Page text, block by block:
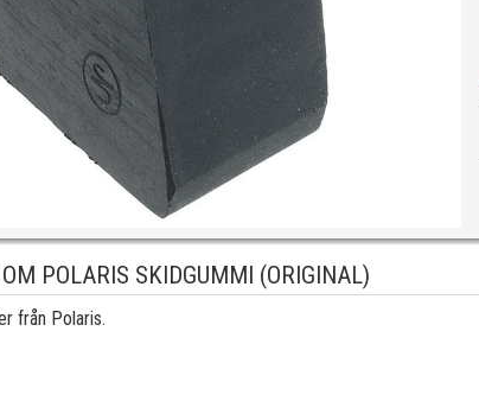
POLARIS SKIDGUMMI (ORIGINAL)
från Polaris.